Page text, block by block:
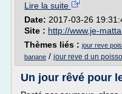
Lire la suite
Date: 2017-03-26
Site : http://www.je-
Thèmes liés : jour reve
banane / jour reve d un
Un jour rêvé pour